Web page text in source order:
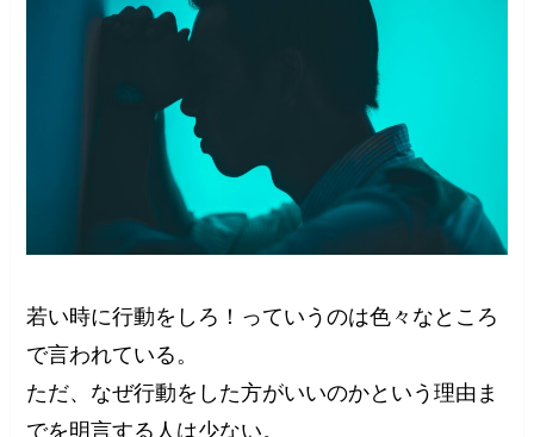
若い時に行動をしろ！っていうのは色々なところ
で言われている。
ただ、なぜ行動をした方がいいのかという理由ま
でを明言する人は少ない。